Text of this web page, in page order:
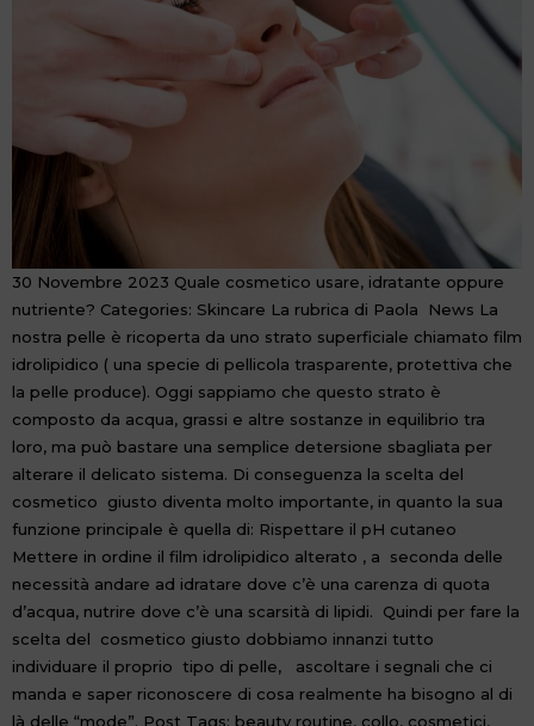
30 Novembre 2023 Quale cosmetico usare, idratante oppure
nutriente? Categories: Skincare La rubrica di Paola News La
nostra pelle è ricoperta da uno strato superficiale chiamato film
idrolipidico ( una specie di pellicola trasparente, protettiva che
la pelle produce). Oggi sappiamo che questo strato è
composto da acqua, grassi e altre sostanze in equilibrio tra
loro, ma può bastare una semplice detersione sbagliata per
alterare il delicato sistema. Di conseguenza la scelta del
cosmetico giusto diventa molto importante, in quanto la sua
funzione principale è quella di: Rispettare il pH cutaneo
Mettere in ordine il film idrolipidico alterato , a seconda delle
necessità andare ad idratare dove c’è una carenza di quota
d’acqua, nutrire dove c’è una scarsità di lipidi. Quindi per fare la
scelta del cosmetico giusto dobbiamo innanzi tutto
individuare il proprio tipo di pelle, ascoltare i segnali che ci
manda e saper riconoscere di cosa realmente ha bisogno al di
là delle “mode”. Post Tags: beauty routine, collo, cosmetici,